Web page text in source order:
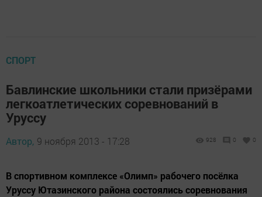
СПОРТ
Бавлинские школьники стали призёрами
легкоатлетических соревнований в
Уруссу
Автор, 9 ноября 2013 - 17:28 928 0 0
В спортивном комплексе «Олимп» рабочего посёлка
Уруссу Ютазинского района состоялись соревнования